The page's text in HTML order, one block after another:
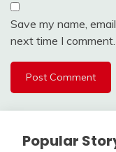
Save my name,
next time I comment.
Popular